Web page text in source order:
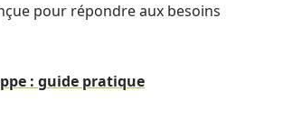
pour répondre aux besoins
: guide pratique